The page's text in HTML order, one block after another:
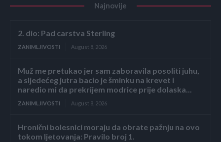
Najnovije
2. dio: Pad carstva Sterling
ZANIMLJIVOSTI August 8, 2026
Muž me pretukao jer sam zaboravila posoliti juhu,
a sljedećeg jutra bacio je šminku na krevet i
naredio mi da prekrijem modrice prije dolaska...
ZANIMLJIVOSTI August 8, 2026
Hronični bolesnici moraju da obrate pažnju na ovo
tokom ljetovanja: Pravilo broj 1.